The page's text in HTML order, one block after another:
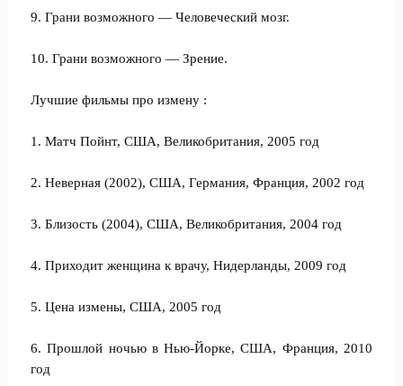
9. Грани возможного — Человеческий мозг.
10. Грани возможного — Зрение.
Лучшие фильмы про измену :
1. Матч Пойнт, США, Великобритания, 2005 год
2. Неверная (2002), США, Германия, Франция, 2002 год
3. Близость (2004), США, Великобритания, 2004 год
4. Приходит женщина к врачу, Нидерланды, 2009 год
5. Цена измены, США, 2005 год
6. Прошлой ночью в Нью-Йорке, США, Франция, 2010
год